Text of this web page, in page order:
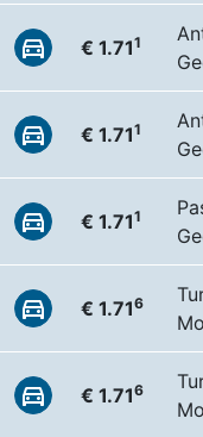
€ 1.711
€ 1.711
€ 1.711
€ 1.716
€ 1.716